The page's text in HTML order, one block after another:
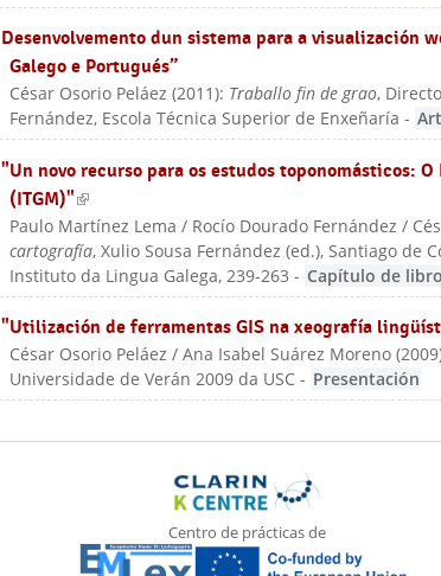
Desenvolvemento dun sistema para a visualización
Galego e Portugués”
César Osorio Peláez(2011): Traballo fin de grao,
Fernández, Escola Técnica Superior de Enxeñaría -
"Un novo recurso para os estudos toponomásticos:
(ITGM)"(link is external)
Paulo Martínez Lema / Rocío Dourado Fernández /
cartografía, Xulio Sousa Fernández (ed.), Santiago de
Instituto da Lingua Galega, 239-263 - Capítulo de libro
"Utilización de ferramentas GIS na xeografía
César Osorio Peláez / Ana Isabel Suárez Moreno (2009
Universidade de Verán 2009 da USC - Presentación
Centro de prácticas de